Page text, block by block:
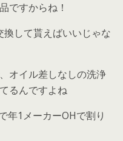
ですからね！
して貰えばいいじゃな
オイル差しなしの洗浄
るんですよね
年1メーカーOHで割り